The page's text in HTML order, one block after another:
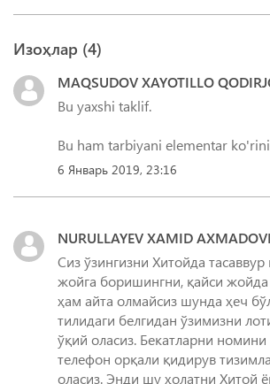
Изоҳлар (4)
MAQSUDOV XAYOTILLO
Bu yaxshi taklif.
Bu ham tarbiyani elementar
6 Январь 2019, 23:16
NURULLAYEV XAMID
Сиз ўзингизни Хитойда тасаввур
жойга боришингни, қайси жойда
ҳам айта олмайсиз шунда ҳеч
тилидаги белгидан ўзимизни
ўқий оласиз. Бекатларни номини
телефон орқали қидирув
оласиз. Энди шу ҳолатни Хитой